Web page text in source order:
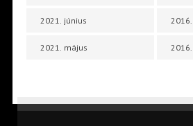
2021. június
2021. május